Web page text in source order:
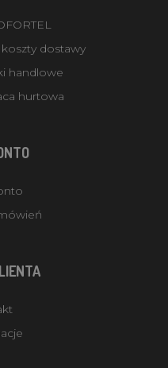
dostawy
handlowe
hurtowa